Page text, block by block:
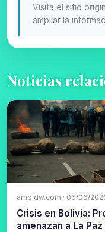
Visita el sitio
ampliar la
Noticias
amp.dw.com · 06/06/
Crisis en Bolivia:
amenazan a La